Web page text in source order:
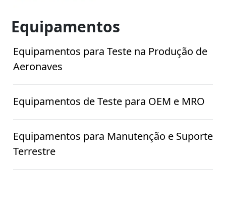
Equipamentos
Equipamentos para Teste na Produção de
Aeronaves
Equipamentos de Teste para OEM e MRO
Equipamentos para Manutenção e Suporte
Terrestre